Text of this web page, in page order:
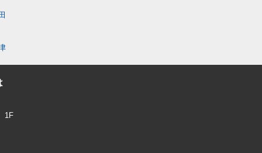
1F